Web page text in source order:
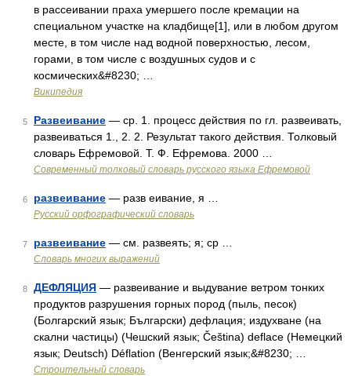
в рассеивании праха умершего после кремации на
специальном участке на кладбище[1], или в любом другом
месте, в том числе над водной поверхностью, лесом,
горами, в том числе с воздушных судов и с
космических&#8230; …
Википедия
5 Развеивание — ср. 1. процесс действия по гл. развеивать,
развеиваться 1., 2. 2. Результат такого действия. Толковый
словарь Ефремовой. Т. Ф. Ефремова. 2000 …
Современный толковый словарь русского языка Ефремовой
6 развеивание — разв еивание, я …
Русский орфографический словарь
7 развеивание — см. развеять; я; ср …
Словарь многих выражений
8 ДЕФЛЯЦИЯ — развеивание и выдувание ветром тонких
продуктов разрушения горных пород (пыль, песок)
(Болгарский язык; Български) дефлация; издухване (на
скални частицы) (Чешский язык; Čeština) deflace (Немецкий
язык; Deutsch) Déflation (Венгерский язык;&#8230; …
Строительный словарь